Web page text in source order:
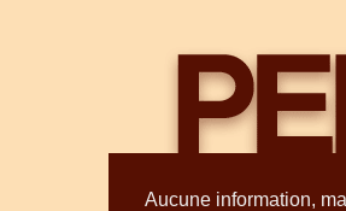
Aucune information,